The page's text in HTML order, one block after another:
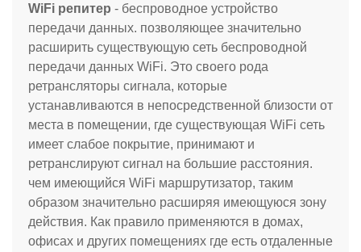
WiFi репитер - беспроводное устройство
передачи данных. позволяющее значительно
расширить существующую сеть беспроводной
передачи данных WiFi. Это своего рода
ретрансляторы сигнала, которые
устанавливаются в непосредственной близости от
места в помещении, где существующая WiFi сеть
имеет слабое покрытие, принимают и
ретранслируют сигнал на большие расстояния.
чем имеющийся WiFi маршрутизатор, таким
образом значительно расширяя имеющуюся зону
действия. Как правило применяются в домах,
офисах и других помещениях где есть отдаленные